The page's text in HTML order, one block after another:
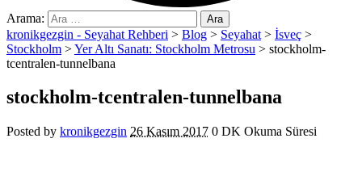
Arama:
kronikgezgin - Seyahat Rehberi > Blog > Seyahat > İsveç >
Stockholm >Yer Altı Sanatı: Stockholm Metrosu > stockholm-
tcentralen-tunnelbana
stockholm-tcentralen-tunnelbana
Posted by kronikgezgin 26 Kasım 2017 0 DK Okuma Süresi